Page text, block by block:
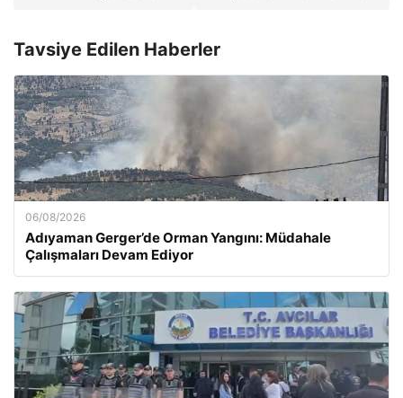
Tavsiye Edilen Haberler
06/08/2026
Adıyaman Gerger’de Orman Yangını: Müdahale
Çalışmaları Devam Ediyor